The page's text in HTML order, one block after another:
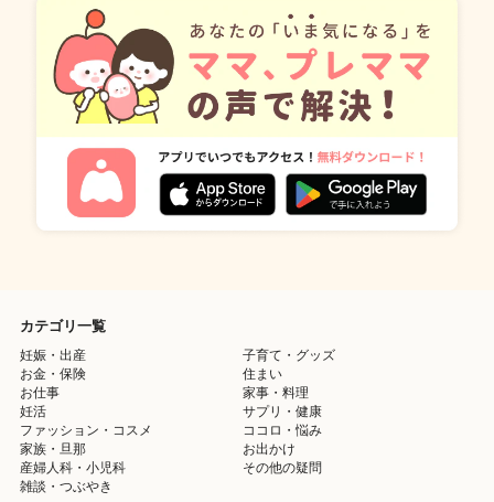
カテゴリ一覧
妊娠・出産
子育て・グッズ
お金・保険
住まい
お仕事
家事・料理
妊活
サプリ・健康
ファッション・コスメ
ココロ・悩み
家族・旦那
お出かけ
産婦人科・小児科
その他の疑問
雑談・つぶやき